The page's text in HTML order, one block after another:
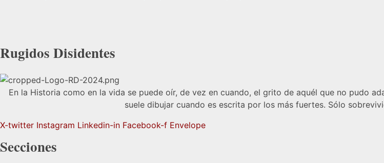
Rugidos Disidentes
En la Historia como en la vida se puede oír, de vez en cuando, el grito de aquél que no pudo
suele dibujar cuando es escrita por los más fuertes. Sólo
X-twitter Instagram Linkedin-in Facebook-f Envelope
Secciones